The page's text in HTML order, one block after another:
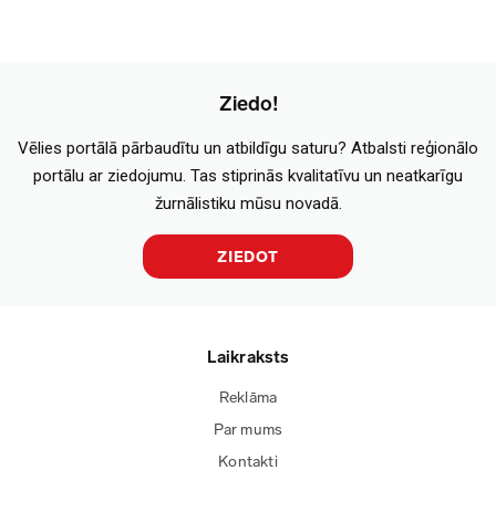
Ziedo!
Vēlies portālā pārbaudītu un atbildīgu saturu? Atbalsti reģionālo
portālu ar ziedojumu. Tas stiprinās kvalitatīvu un neatkarīgu
žurnālistiku mūsu novadā.
ZIEDOT
Laikraksts
Reklāma
Par mums
Kontakti